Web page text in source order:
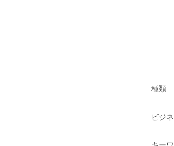
種類
ビジ